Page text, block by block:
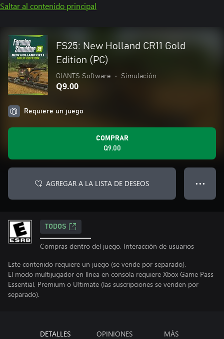
Saltar al contenido principal
FS25: New Holland CR11 Gold
Edition (PC)
GIANTS Software • Simulación
Q9.00
Requiere un juego
COMPRAR
Q9.00
AGREGAR A LA LISTA DE DESEOS ● ● ●
TODOS
Compras dentro del juego, Interacción de usuarios
Este contenido requiere un juego (se vende por separado).
El modo multijugador en línea en consola requiere Xbox Game Pass
Essential, Premium o Ultimate (las suscripciones se venden por
separado).
DETALLES OPINIONES MÁS